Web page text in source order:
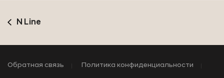
N Line
Обратная связь Политика конфиденциальности